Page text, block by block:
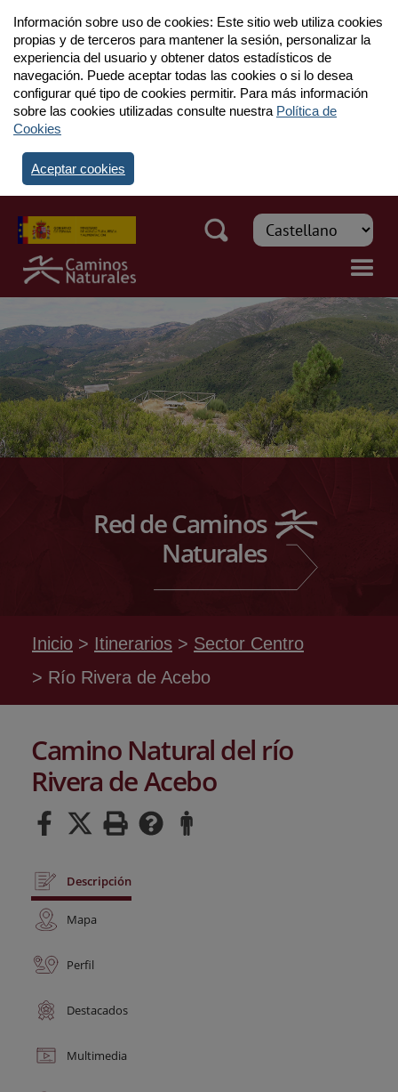
Información sobre uso de cookies: Este sitio web utiliza cookies
propias y de terceros para mantener la sesión, personalizar la
experiencia del usuario y obtener datos estadísticos de
navegación. Puede aceptar todas las cookies o si lo desea
configurar qué tipo de cookies permitir. Para más información
sobre las cookies utilizadas consulte nuestra Política de
Cookies
Aceptar cookies
Red de Caminos
Naturales
Inicio Itinerarios
Sector Centro
Río Rivera de Acebo
Camino Natural del río
Rivera de Acebo
Descripción
Mapa
Perfil
Destacados
Multimedia